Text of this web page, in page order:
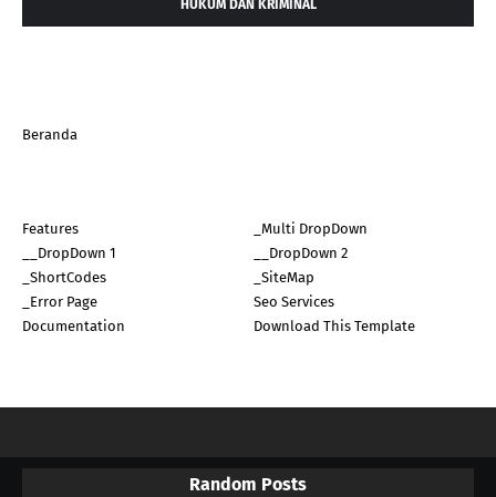
HUKUM DAN KRIMINAL
Beranda
Features
_Multi DropDown
__DropDown 1
__DropDown 2
_ShortCodes
_SiteMap
_Error Page
Seo Services
Documentation
Download This Template
Random Posts